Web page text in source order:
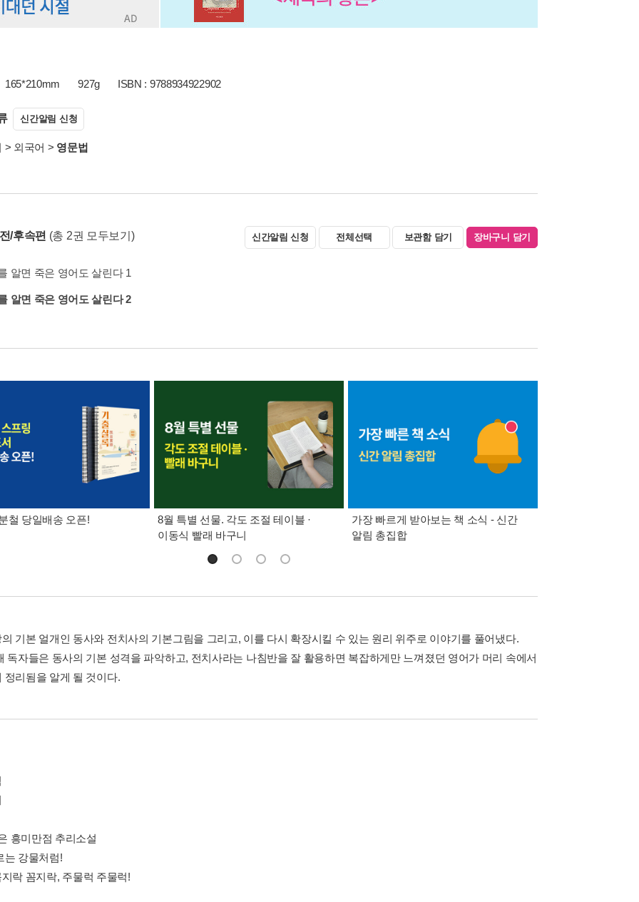
165*210mm 927g ISBN : 9788934922902
신간알림 신청
> 외국어 > 영문법
/후속편 (총 2권 모두보기) 신간알림 신청 전체선택 보관함 담기 장바구니 담기
알면 죽은 영어도 살린다 1
알면 죽은 영어도 살린다 2
철 당일배송 오픈!
8월 특별 선물. 각도 조절 테이블 ·
이동식 빨래 바구니
가장 빠르게 받아보는 책 소식 - 신간
알림 총집합
기본 얼개인 동사와 전치사의 기본그림을 그리고, 이를 다시 확장시킬 수 있는 원리 위주로 이야기를 풀어냈다.
독자들은 동사의 기본 성격을 파악하고, 전치사라는 나침반을 잘 활용하면 복잡하게만 느껴졌던 영어가 머리 속에서
정리됨을 알게 될 것이다.
흥미만점 추리소설
는 강물처럼!
락 꼼지락, 주물럭 주물럭!